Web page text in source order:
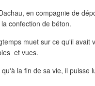
en compagnie de
confection de béton.
muet sur ce qu'il avait
et vues.
la fin de sa vie, il puisse